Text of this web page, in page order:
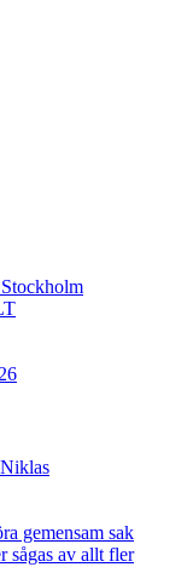
gemensam sak
sågas av allt fler